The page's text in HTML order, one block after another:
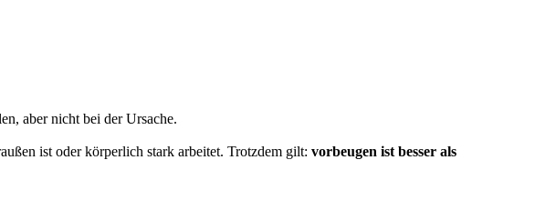
aber nicht bei der Ursache.
ist oder körperlich stark arbeitet. Trotzdem gilt: vorbeugen ist besser als